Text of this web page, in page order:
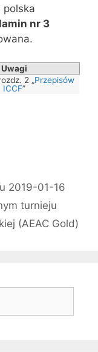
polska
nr 3
Uwagi
2 „Przepisów
ICCF”
2019-01-16
turnieju
(AEAC Gold)